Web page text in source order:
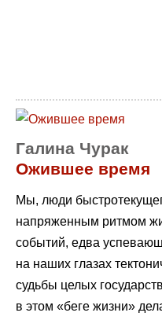
Галина Чурак
Ожившее время
Мы, люди
напряженным ритмом
событий, едва
на наших глазах
судьбы целых
в этом «беге жизни»